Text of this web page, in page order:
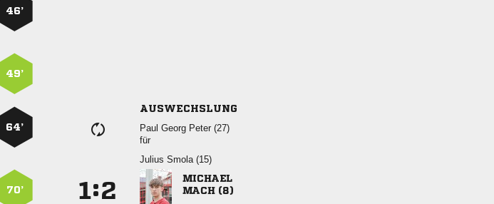
46’
49’
64’
AUSWECHSLUNG
   
für
  
70’ :

 